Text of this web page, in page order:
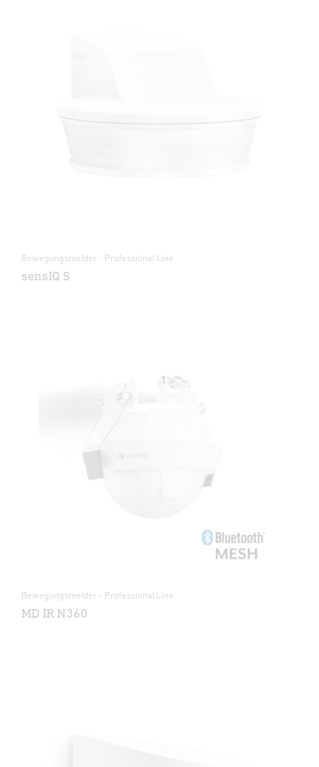
Bewegungsmelder - Professional Line
sensIQ S
Bewegungsmelder - Professional Line
MD IR N360